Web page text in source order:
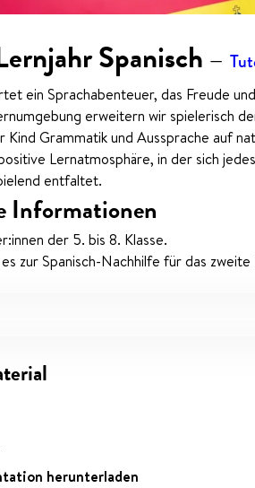
Spanisch —
ein Sprachabenteuer, das Freude
erweitern wir spielerisch
Grammatik und Aussprache auf
Lernatmosphäre, in der sich
entfaltet.
Informationen
der 5. bis 8. Klasse.
zur Spanisch-Nachhilfe für das zweite
herunterladen